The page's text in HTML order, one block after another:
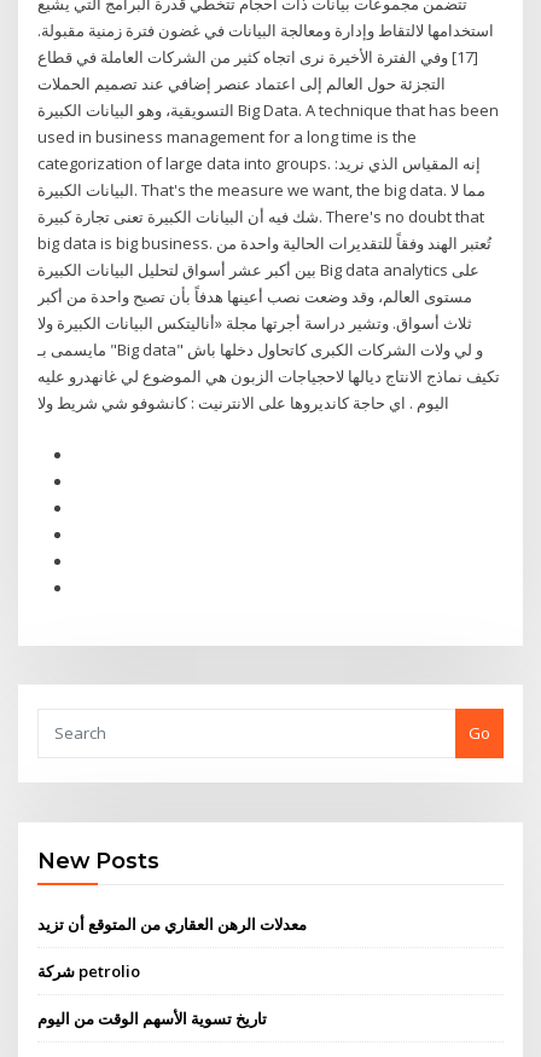
استخدامها لالتقاط وإدارة ومعالجة البيانات في غضون فترة زمنية مقبولة.
[17] وفي الفترة الأخيرة نرى اتجاه كثير من الشركات العاملة في قطاع
التجزئة حول العالم إلى اعتماد عنصر إضافي عند تصميم الحملات
التسويقية، وهو البيانات الكبيرة Big Data. A technique that has been
used in business management for a long time is the
categorization of large data into groups. إنه المقياس الذي نريد:
البيانات الكبيرة. That's the measure we want, the big data. مما لا
شك فيه أن البيانات الكبيرة تعنى تجارة كبيرة. There's no doubt that
big data is big business. تُعتبر الهند وفقاً للتقديرات الحالية واحدة من
بين أكبر عشر أسواق لتحليل البيانات الكبيرة Big data analytics على
مستوى العالم، وقد وضعت نصب أعينها هدفاً بأن تصبح واحدة من أكبر
ثلاث أسواق. وتشير دراسة أجرتها مجلة «أناليتكس البيانات الكبيرة ولا
مايسمى بـ "Big data" و لي ولات الشركات الكبرى كاتحاول دخلها باش
تكيف نماذج الانتاج ديالها لاحجياجات الزبون هي الموضوع لي غانهدرو عليه
اليوم . اي حاجة كانديروها على الانترنيت : كانشوفو شي شريط ولا
Go
New Posts
معدلات الرهن العقاري من المتوقع أن تزيد
شركة petrolio
تاريخ تسوية الأسهم الوقت من اليوم